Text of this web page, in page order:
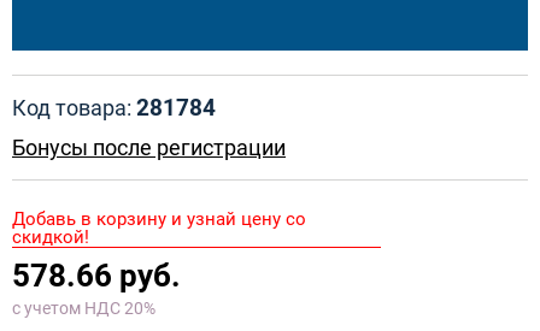
Код товара: 281784
Бонусы после регистрации
Добавь в корзину и узнай цену со
скидкой!
578.66 руб.
с учетом НДС 20%